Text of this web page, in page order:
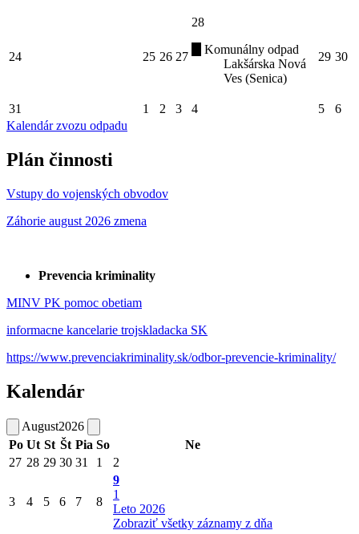
24 25 26 27
28
Komunálny odpad
Lakšárska Nová
Ves (Senica)
29 30
31 1 2 3 4 5
6
Kalendár zvozu odpadu
Plán činnosti
Vstupy do vojenských obvodov
Záhorie august 2026 zmena
Prevencia kriminality
MINV PK pomoc obetiam
informacne kancelarie trojskladacka SK
https://www.prevenciakriminality.sk/odbor-prevencie-kriminality/
Kalendár
August2026
Po Ut St Št Pia So
Ne
27 28 29 30 31 1 2
3 4 5 6 7 8
9
1
Leto 2026
Zobraziť všetky záznamy z dňa